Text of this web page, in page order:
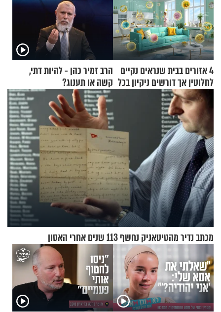
4 אזורים בבית שנראים נקיים
לחלוטין אך דורשים ניקיון בכל
סוף שבוע
הרב זמיר כהן - להיות דתי,
קשה או תענוג?
מכתב נדיר מהטיטאניק נחשף 113 שנים אחרי האסון